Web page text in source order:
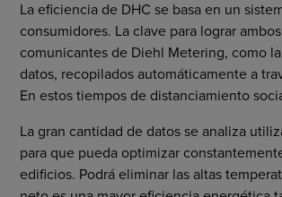
La eficiencia de DHC se basa en un
consumidores. La clave para lograr
comunicantes de Diehl Metering, como
datos, recopilados automáticamente a
En estos tiempos de distanciamiento
La gran cantidad de datos se analiza
para que pueda optimizar
edificios. Podrá eliminar las altas